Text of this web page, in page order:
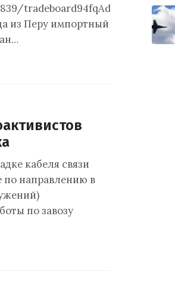
tradeboard94fqAd_img.jpgВ
из Перу импортный
кабеля связи
по направлению в
по завозу